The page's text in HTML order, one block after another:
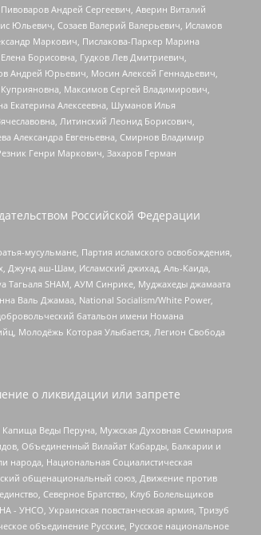
Андрей Сергеевич, Аверин Виталий
Юльевич, Созаев Валерий Валерьевич, Исламов
Маркович, Пислакова-Паркер Марина
Борисовна, Гудков Лев Дмитриевич,
Андрей Юрьевич, Мосин Алексей Геннадьевич,
Максимов Сергей Владимирович,
Екатерина Алексеевна, Шуманов Илья
Литинский Леонид Борисович,
Александра Евгеньевна, Смирнов Владимир
Генри Маркович, Захаров Герман
Российской Федерации
мусульмане, Партия исламского освобождения,
Джунд аш-Шам, Исламский джихад, Аль-Каида,
Тагьаля SHAM, АУМ Синрике, Муджахеды джамаата
Валь Джамаа, National Socialism/White Power,
батальон имени Номана
Молодёжь Которая Улыбается, Легион Свобода
о ликвидации или запрете
Веды Перуна, Мужская Духовная Семинария
Объединенный Вилайат Кабарды, Балкарии и
народа, Национальная Социалистическая
общенациональный союз, Движение против
Северное Братство, Клуб Болельщиков
- УНСО, Украинская повстанческая армия, Тризуб
объединение Русские, Русское национальное